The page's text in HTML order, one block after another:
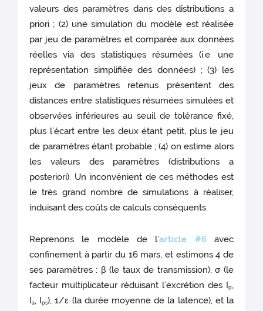
valeurs des paramètres dans des distributions a
priori ; (2) une simulation du modèle est réalisée
par jeu de paramètres et comparée aux données
réelles via des statistiques résumées (i.e. une
représentation simplifiée des données) ; (3) les
jeux de paramètres retenus présentent des
distances entre statistiques résumées simulées et
observées inférieures au seuil de tolérance fixé,
plus l’écart entre les deux étant petit, plus le jeu
de paramètres étant probable ; (4) on estime alors
les valeurs des paramètres (distributions a
posteriori). Un inconvénient de ces méthodes est
le très grand nombre de simulations à réaliser,
induisant des coûts de calculs conséquents.
Reprenons le modèle de l’article #6avec
confinement à partir du 16 mars, et estimons 4 de
ses paramètres : β (le taux de transmission), σ (le
facteur multiplicateur réduisant l’excrétion des Ip,
Ia, Ips), 1/ε (la durée moyenne de la latence), et la